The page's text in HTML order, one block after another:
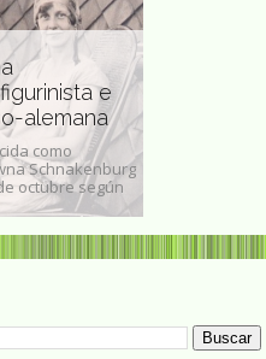
e
alemana
como
Schnakenburg
octubre según